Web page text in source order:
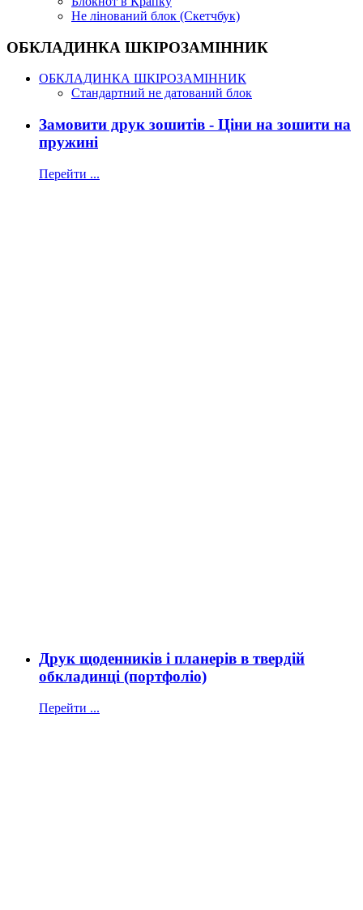
Не лінований блок (Скетчбук)
ОБКЛАДИНКА ШКІРОЗАМІННИК
ОБКЛАДИНКА ШКІРОЗАМІННИК
Стандартний не датований блок
Замовити друк зошитів - Ціни на зошити на
пружині
Перейти ...
Друк щоденників і планерів в твердій
обкладинці (портфоліо)
Перейти ...